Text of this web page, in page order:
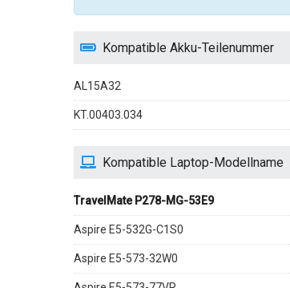
Kompatible Akku-Teilenummer
AL15A32
KT.00403.034
Kompatible Laptop-Modellname
TravelMate P278-MG-53E9
Aspire E5-532G-C1S0
Aspire E5-573-32W0